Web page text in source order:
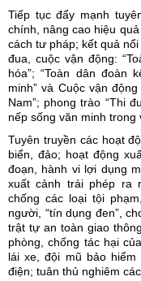
Tiếp tục đẩy mạnh
chính, nâng cao hiệu
cách tư pháp; kết quả
đua, cuộc vận động:
hóa”; “Toàn dân đoàn
minh” và Cuộc vận
Nam”; phong trào “Thi
nếp sống văn minh
Tuyên truyền các hoạt
biển, đảo; hoạt động
đoạn, hành vi lợi dụng
xuất cảnh trái phép ra
chống các loại tội
người, “tín dụng đen”,
trật tự an toàn giao
phòng, chống tác hại
lái xe, đội mũ bảo
điện; tuân thủ nghiêm